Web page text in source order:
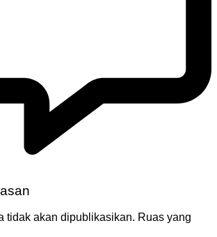
tidak akan dipublikasikan. Ruas yang